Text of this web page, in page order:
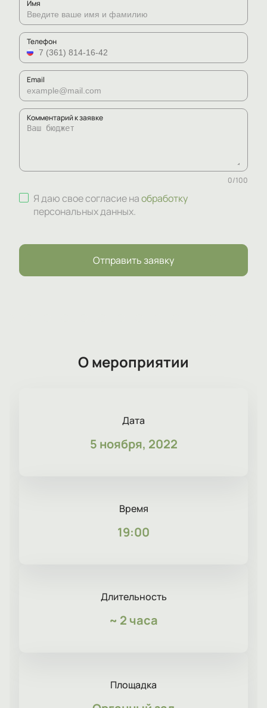
Имя
Телефон
Email
Комментарий к заявке
0/100
Я даю свое согласие наобработку
персональных данных.
Отправить заявку
О мероприятии
Дата
5 ноября, 2022
Время
19:00
Длительность
~ 2 часа
Площадка